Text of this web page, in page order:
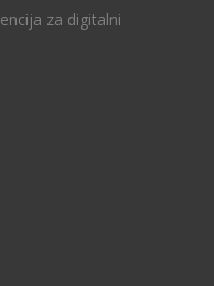
za digitalni